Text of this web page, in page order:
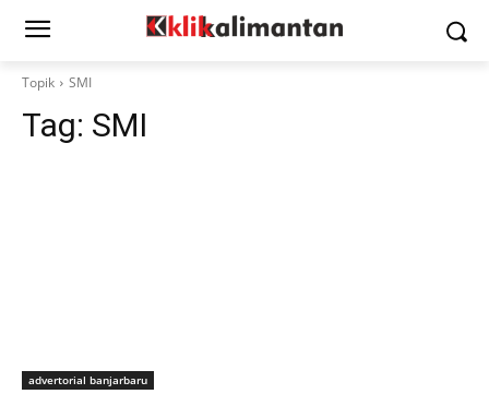
Topik SMI
Tag: SMI
advertorial banjarbaru